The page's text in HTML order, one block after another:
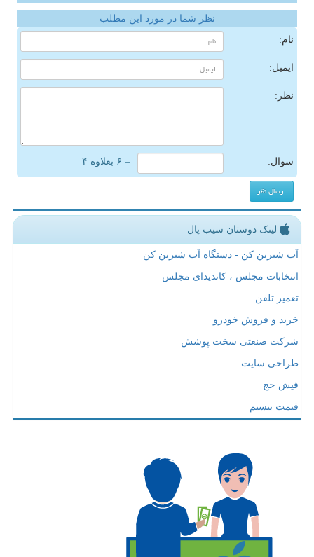
نظر شما در مورد این مطلب
نام:
ایمیل:
نظر:
سوال: = ۶ بعلاوه ۴
لینک دوستان سیب پال
آب شیرین کن - دستگاه آب شیرین کن
انتخابات مجلس ، کاندیدای مجلس
تعمیر تلفن
خرید و فروش خودرو
شرکت صنعتی سخت پوشش
طراحی سایت
فیش حج
قیمت بیسیم